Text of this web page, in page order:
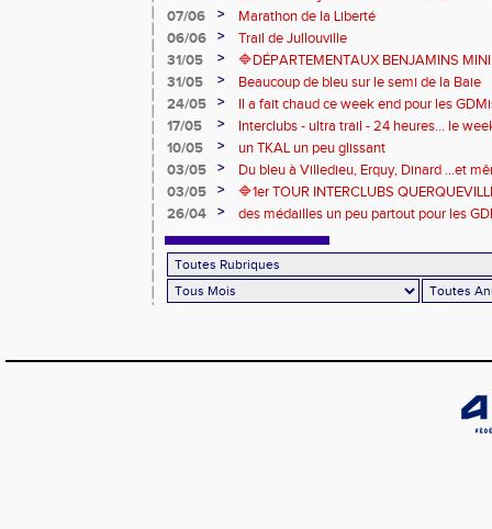
07/06
>
Marathon de la Liberté
06/06
>
Trail de Jullouville
31/05
>
🔷DÉPARTEMENTAUX BENJAMINS
31/05
>
Beaucoup de bleu sur le semi de la Baie
24/05
>
Il a fait chaud ce week end pour les
de compétitions
17/05 >
Interclubs - ultra trail - 24 heures... le
riche en émotions
10/05 >
un TKAL un peu glissant
03/05
>
Du bleu à Villedieu, Erquy, Dinard ...et
03/05
>
🔷️1er TOUR INTERCLUBS
26/04
>
des médailles un peu partout pour les